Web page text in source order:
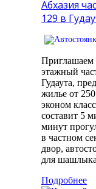
Абхазия
129 в
Приглашаем
этажный
Гудаута,
жилье от
эконом
составит 5
минут
в частном
двор,
для
Подробнее